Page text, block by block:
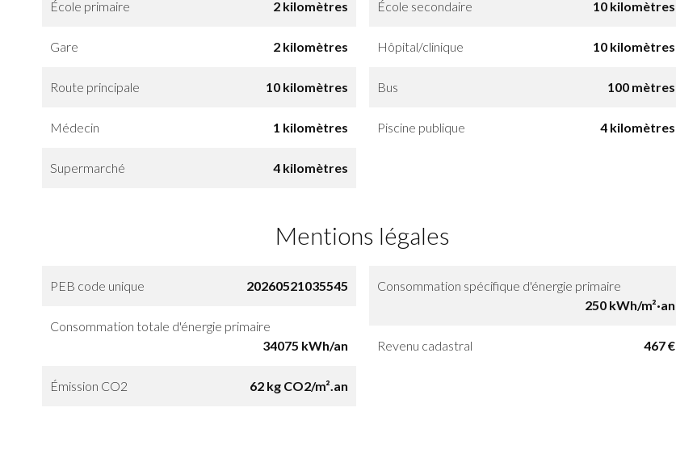
École primaire 2 kilomètres École secondaire 10 kilomètres
Gare 2 kilomètres Hôpital/clinique 10 kilomètres
Route principale 10 kilomètres Bus 100 mètres
Médecin 1 kilomètres Piscine publique 4 kilomètres
Supermarché 4 kilomètres
Mentions légales
PEB code unique 20260521035545
Consommation spécifique d'énergie primaire
250 kWh/m²·an
Consommation totale d'énergie primaire
34075 kWh/an
Revenu cadastral 467 €
Émission CO2 62 kg CO2/m².an